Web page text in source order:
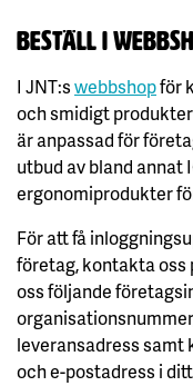
Beställ i
I JNT:swebbshopför
och smidigt
är anpassad för
utbud av bland
ergonomiprodukter
För att få
företag, kontakta oss
oss följande
leveransadress
och e-postadress i